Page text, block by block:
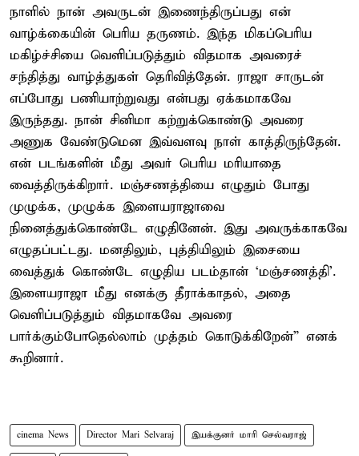
நாளில் நான் அவருடன் இணைந்திருப்பது என்
வாழ்க்கையின் பெரிய தருணம். இந்த மிகப்பெரிய
மகிழ்ச்சியை வெளிப்படுத்தும் விதமாக அவரைச்
சந்தித்து வாழ்த்துகள் தெரிவித்தேன். ராஜா சாருடன்
எப்போது பணியாற்றுவது என்பது ஏக்கமாகவே
இருந்தது. நான் சினிமா கற்றுக்கொண்டு அவரை
அணுக வேண்டுமென இவ்வளவு நாள் காத்திருந்தேன்.
என் படங்களின் மீது அவர் பெரிய மரியாதை
வைத்திருக்கிறார். மஞ்சணத்தியை எழுதும் போது
முழுக்க, முழுக்க இளையராஜாவை
நினைத்துக்கொண்டே எழுதினேன். இது அவருக்காகவே
எழுதப்பட்டது. மனதிலும், புத்தியிலும் இசையை
வைத்துக் கொண்டே எழுதிய படம்தான் ‘மஞ்சணத்தி’.
இளையராஜா மீது எனக்கு தீராக்காதல், அதை
வெளிப்படுத்தும் விதமாகவே அவரை
பார்க்கும்போதெல்லாம் முத்தம் கொடுக்கிறேன்” எனக்
கூறினார்.
cinema News Director Mari Selvaraj இயக்குனர் மாரி செல்வராஜ்